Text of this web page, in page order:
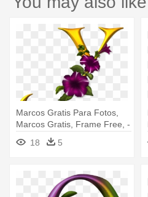
Marcos Gratis Para Fotos,
Marcos Gratis, Frame Free, -
Alfabeto Dorado Con Flores
Rosas
18 5